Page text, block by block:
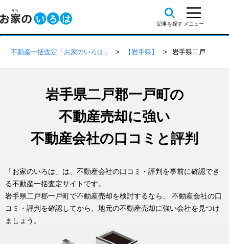
不動産一括査定「お家のいろは」 【岩手県】 岩手県二戸郡一戸町の不動産会社 口コミ・評判一覧
岩手県二戸郡一戸町の
不動産売却に強い
不動産会社の口コミと評判
「お家のいろは」は、不動産会社の口コミ・評判を事前に確認でき
る不動産一括査定サイトです。
岩手県二戸郡一戸町で不動産売却を検討するなら、 不動産会社の口
コミ・評判を確認してから、地元の不動産売却に強い会社を見つけ
ましょう。